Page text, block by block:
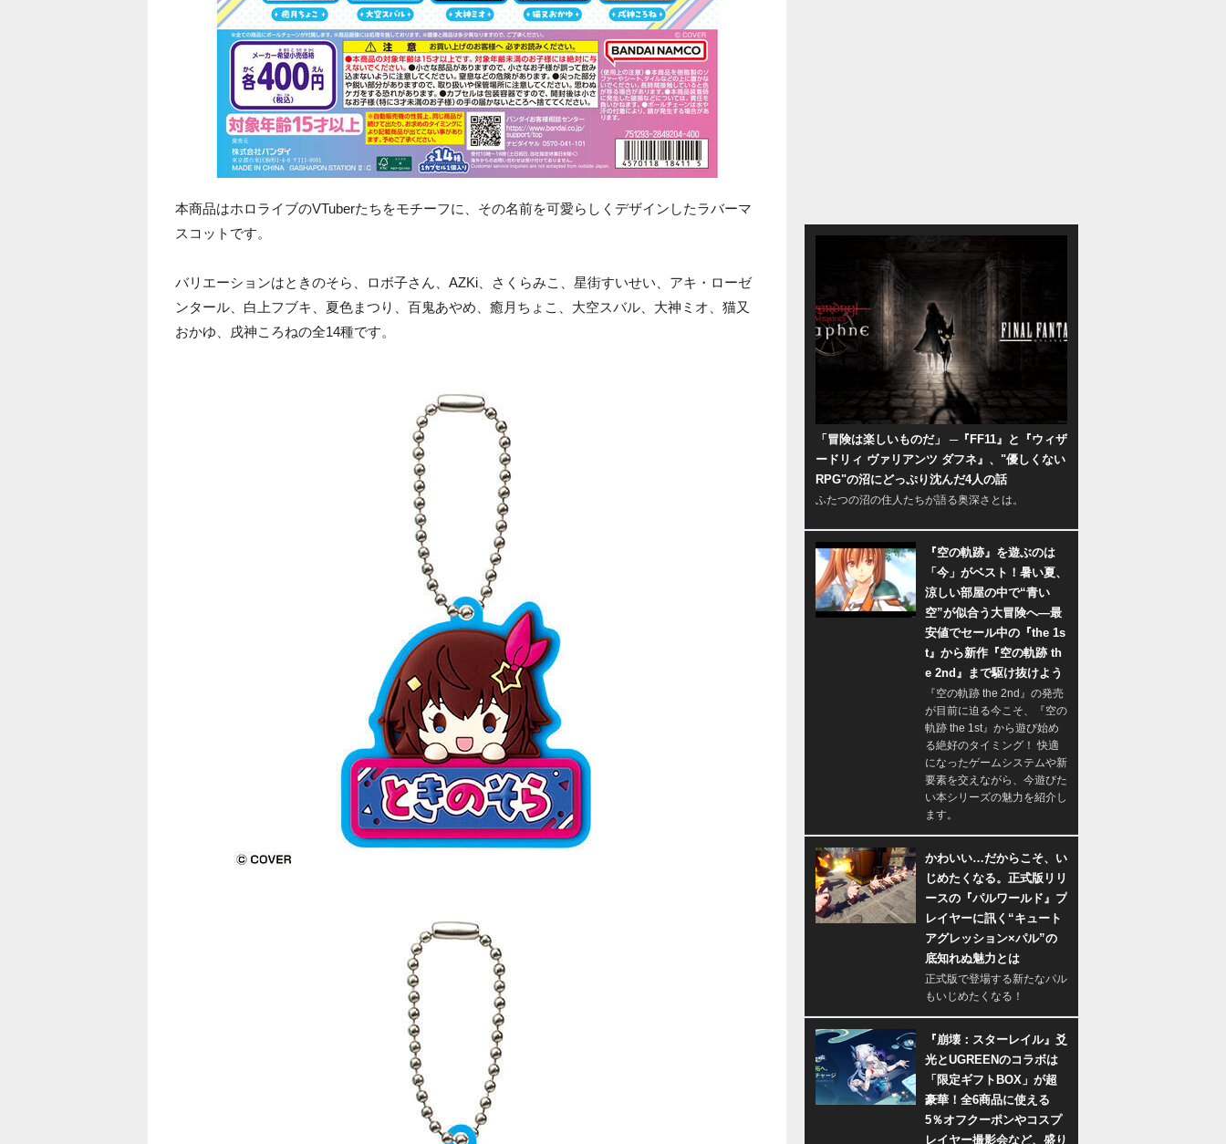
本商品はホロライブのVTuberたちをモチーフに、その名前を可愛らしくデザインしたラバーマ
スコットです。
バリエーションはときのそら、ロボ子さん、AZKi、さくらみこ、星街すいせい、アキ・ローゼ
ンタール、白上フブキ、夏色まつり、百鬼あやめ、癒月ちょこ、大空スバル、大神ミオ、猫又
おかゆ、戌神ころねの全14種です。
「冒険は楽しいものだ」 ─『FF11』と『ウィザ
ードリィ ヴァリアンツ ダフネ』、"優しくない
RPG"の沼にどっぷり沈んだ4人の話
ふたつの沼の住人たちが語る奥深さとは。
『空の軌跡』を遊ぶのは
「今」がベスト！暑い夏、
涼しい部屋の中で“青い
空”が似合う大冒険へ―最
安値でセール中の『the 1s
t』から新作『空の軌跡 th
e 2nd』まで駆け抜けよう
『空の軌跡 the 2nd』の発売
が目前に迫る今こそ、『空の
軌跡 the 1st』から遊び始め
る絶好のタイミング！ 快適
になったゲームシステムや新
要素を交えながら、今遊びた
い本シリーズの魅力を紹介し
ます。
かわいい…だからこそ、い
じめたくなる。正式版リリ
ースの『パルワールド』プ
レイヤーに訊く“キュート
アグレッション×パル”の
底知れぬ魅力とは
正式版で登場する新たなパル
もいじめたくなる！
『崩壊：スターレイル』爻
光とUGREENのコラボは
「限定ギフトBOX」が超
豪華！全6商品に使える
5％オフクーポンやコスプ
レイヤー撮影会など、盛り